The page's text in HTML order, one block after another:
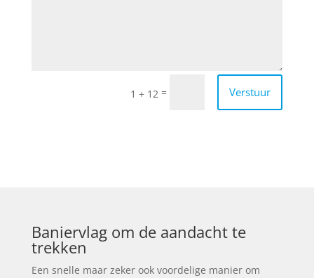
1 + 12 = Verstuur
Baniervlag om de aandacht te
trekken
Een snelle maar zeker ook voordelige manier om